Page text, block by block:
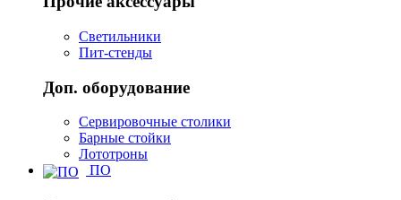
Светильники
Пит-стенды
Доп. оборудование
Сервировочные столики
Барные стойки
Лототроны
ПО